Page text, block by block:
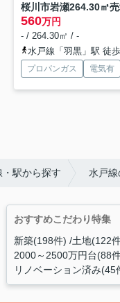
桜川市岩瀬264.30㎡
560万円
- / 264.30㎡ / -
水戸線「羽黒」駅 徒
プロパンガス 電気有
・駅から探す 水戸
おすすめこだわり特集
新築(198件) 土地(122
2000～2500万円台(88
リノベーション済み(45